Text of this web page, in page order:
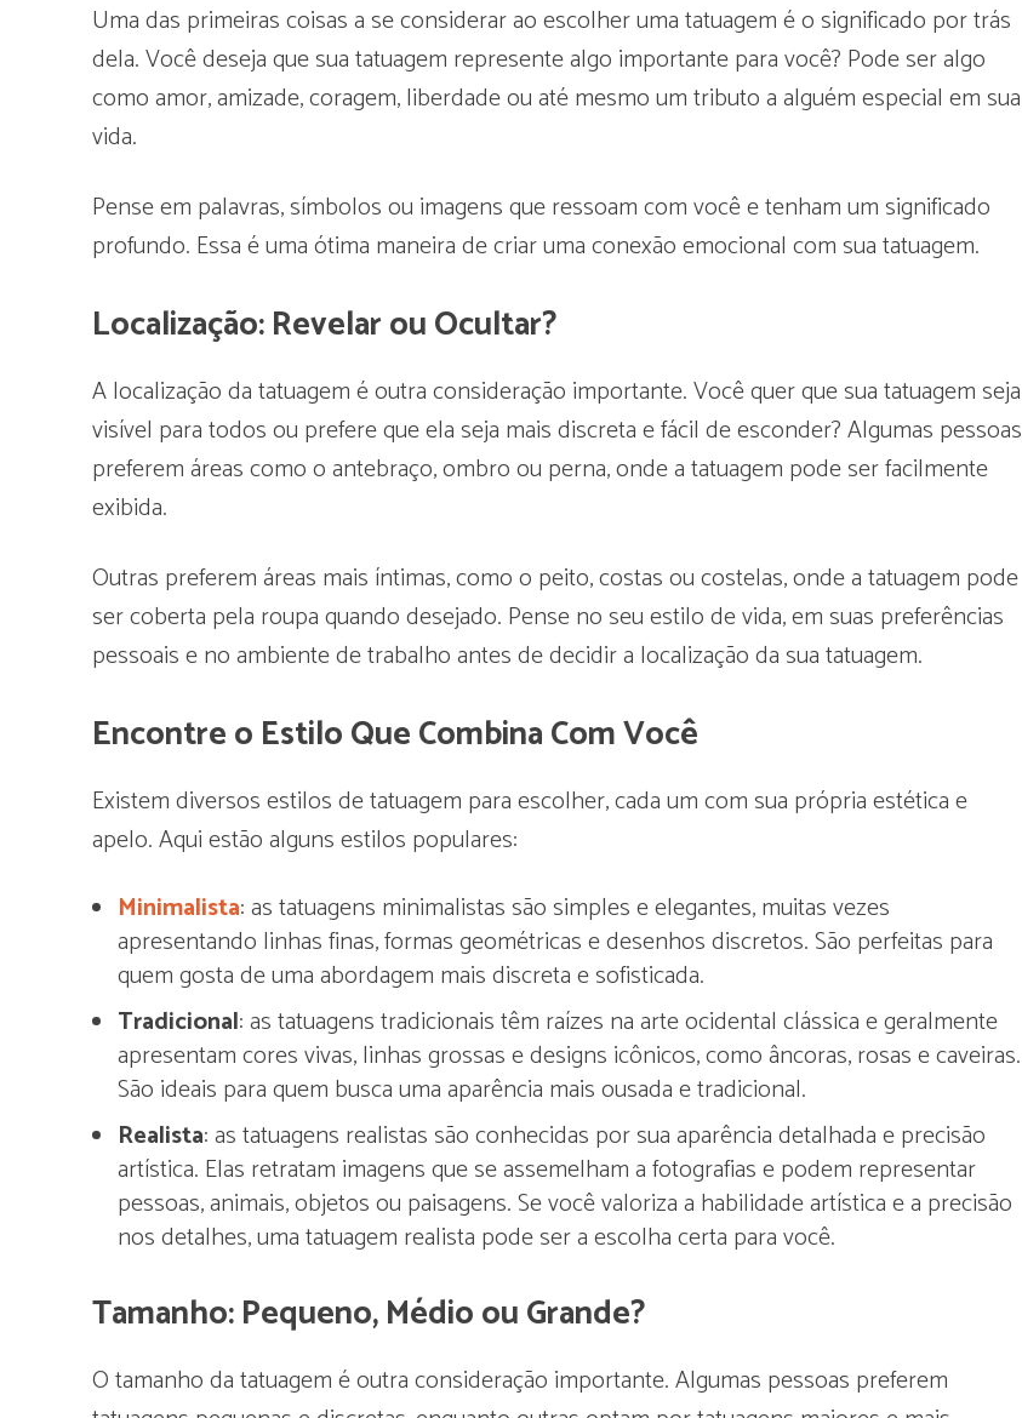
Uma das primeiras coisas a se considerar ao escolher uma tatuagem é o significado por trás
dela. Você deseja que sua tatuagem represente algo importante para você? Pode ser algo
como amor, amizade, coragem, liberdade ou até mesmo um tributo a alguém especial em sua
vida.
Pense em palavras, símbolos ou imagens que ressoam com você e tenham um significado
profundo. Essa é uma ótima maneira de criar uma conexão emocional com sua tatuagem.
Localização: Revelar ou Ocultar?
A localização da tatuagem é outra consideração importante. Você quer que sua tatuagem seja
visível para todos ou prefere que ela seja mais discreta e fácil de esconder? Algumas pessoas
preferem áreas como o antebraço, ombro ou perna, onde a tatuagem pode ser facilmente
exibida.
Outras preferem áreas mais íntimas, como o peito, costas ou costelas, onde a tatuagem pode
ser coberta pela roupa quando desejado. Pense no seu estilo de vida, em suas preferências
pessoais e no ambiente de trabalho antes de decidir a localização da sua tatuagem.
Encontre o Estilo Que Combina Com Você
Existem diversos estilos de tatuagem para escolher, cada um com sua própria estética e
apelo. Aqui estão alguns estilos populares:
Minimalista: as tatuagens minimalistas são simples e elegantes, muitas vezes
apresentando linhas finas, formas geométricas e desenhos discretos. São perfeitas para
quem gosta de uma abordagem mais discreta e sofisticada.
Tradicional: as tatuagens tradicionais têm raízes na arte ocidental clássica e geralmente
apresentam cores vivas, linhas grossas e designs icônicos, como âncoras, rosas e caveiras.
São ideais para quem busca uma aparência mais ousada e tradicional.
Realista: as tatuagens realistas são conhecidas por sua aparência detalhada e precisão
artística. Elas retratam imagens que se assemelham a fotografias e podem representar
pessoas, animais, objetos ou paisagens. Se você valoriza a habilidade artística e a precisão
nos detalhes, uma tatuagem realista pode ser a escolha certa para você.
Tamanho: Pequeno, Médio ou Grande?
O tamanho da tatuagem é outra consideração importante. Algumas pessoas preferem